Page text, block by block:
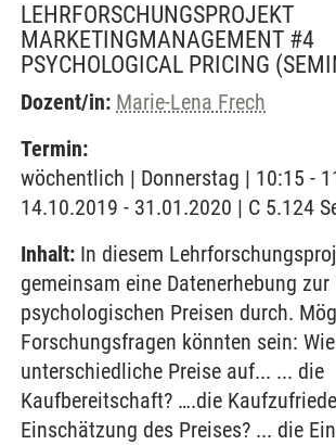
LEHRFORSCHUNGSPROJEKT
MARKETINGMANAGEMENT #4
PSYCHOLOGICAL PRICING
Dozent/in: Marie-Lena Frech
Termin:
wöchentlich | Donnerstag | 10:15 -
14.10.2019 - 31.01.2020 | C 5.124
Inhalt: In diesem
gemeinsam eine Datenerhebung
psychologischen Preisen durch.
Forschungsfragen könnten sein:
unterschiedliche Preise auf... ... die
Kaufbereitschaft? ….die
Einschätzung des Preises? ... die